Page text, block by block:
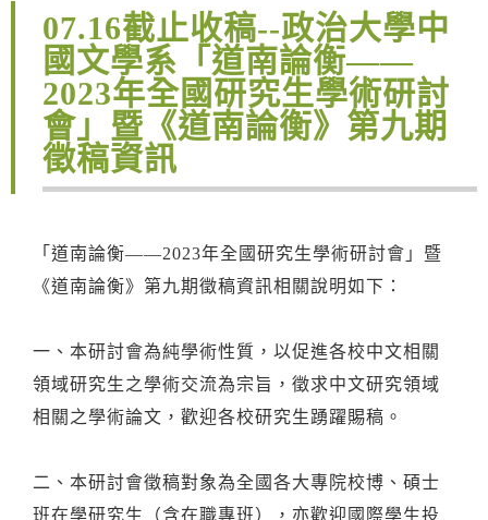
07.16截止收稿--政治大學中
國文學系「道南論衡——
2023年全國研究生學術研討
會」暨《道南論衡》第九期
徵稿資訊
「道南論衡——2023年全國研究生學術研討會」暨
《道南論衡》第九期徵稿資訊相關說明如下：
一、本研討會為純學術性質，以促進各校中文相關
領域研究生之學術交流為宗旨，徵求中文研究領域
相關之學術論文，歡迎各校研究生踴躍賜稿。
二、本研討會徵稿對象為全國各大專院校博、碩士
班在學研究生（含在職專班），亦歡迎國際學生投